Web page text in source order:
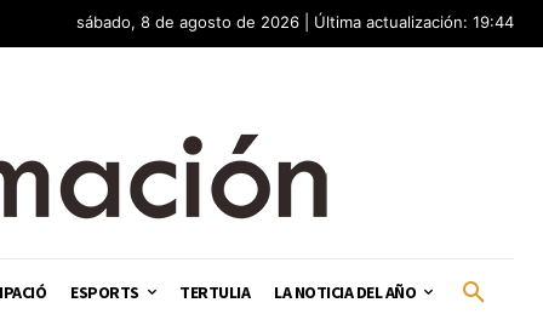
sábado, 8 de agosto de 2026 | Última actualización: 19:44
ESPORTS TERTULIA LA NOTICIA DEL AÑO